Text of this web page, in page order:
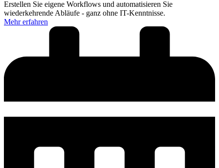
Erstellen Sie eigene Workflows und automatisieren Sie
wiederkehrende Abläufe - ganz ohne IT-Kenntnisse.
Mehr erfahren